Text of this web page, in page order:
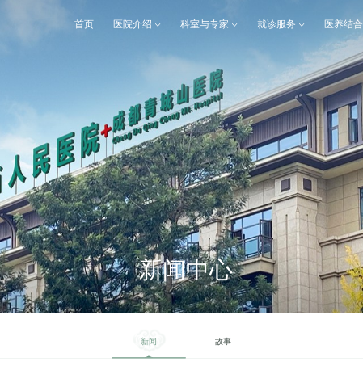
首页 医院介绍 科室与专家 就诊服务 医养结合
新闻中心
新闻 故事